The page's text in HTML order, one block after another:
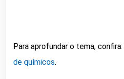
Para aprofundar o tema, confira:
de químicos.